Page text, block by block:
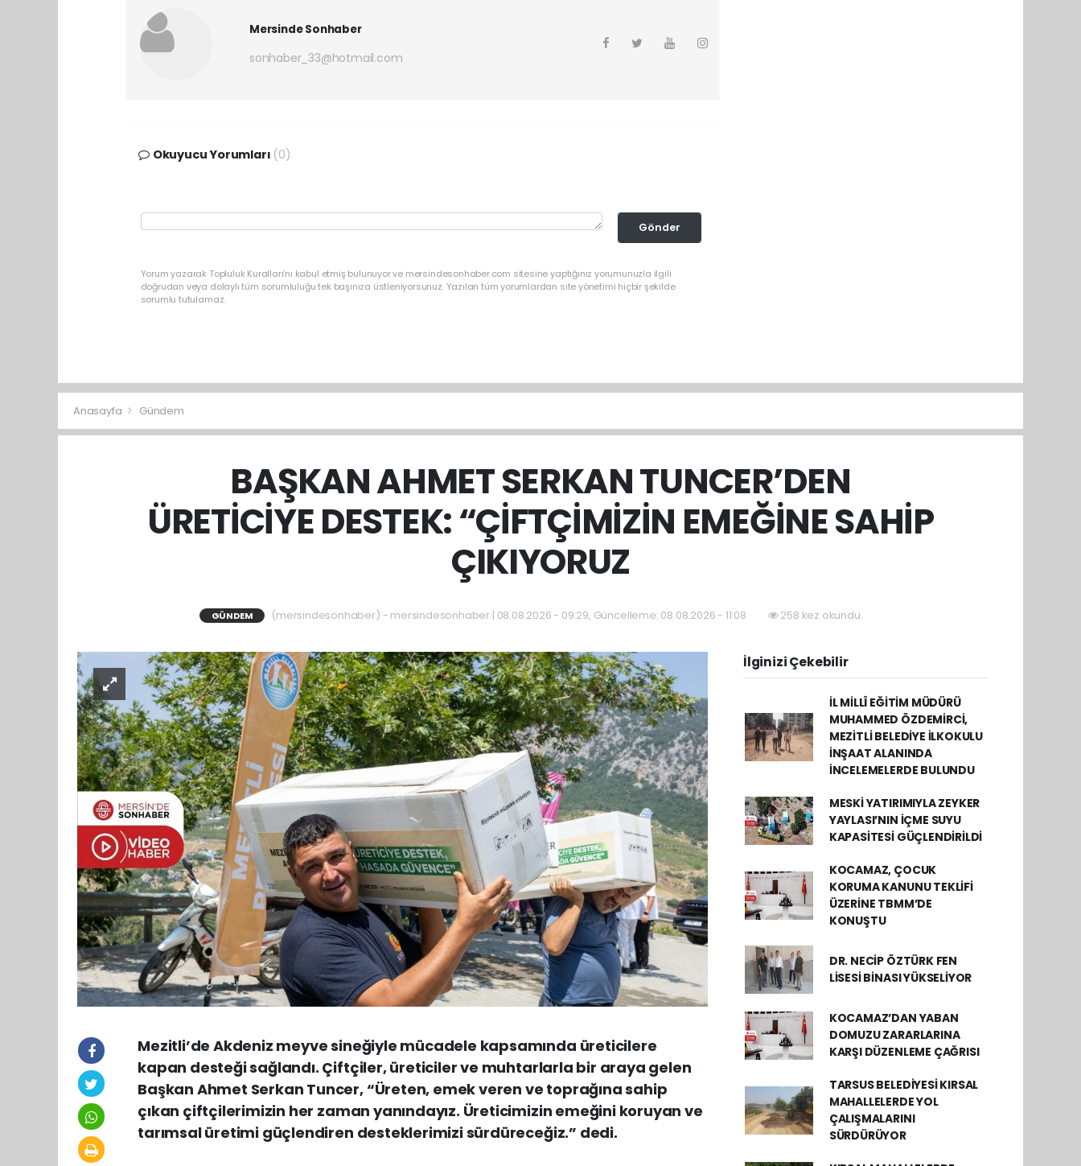
Mersinde Sonhaber
sonhaber_33@hotmail.com
Okuyucu Yorumları (0)
Gönder
Yorum yazarak Topluluk Kuralları’nı kabul etmiş bulunuyor ve mersindesonhaber.com sitesine yaptığınız yorumunuzla ilgili
doğrudan veya dolaylı tüm sorumluluğu tek başınıza üstleniyorsunuz. Yazılan tüm yorumlardan site yönetimi hiçbir şekilde
sorumlu tutulamaz.
Anasayfa Gündem
BAŞKAN AHMET SERKAN TUNCER’DEN
ÜRETİCİYE DESTEK: “ÇİFTÇİMİZİN EMEĞİNE SAHİP
ÇIKIYORUZ
GÜNDEM (mersindesonhaber) - mersindesonhaber | 08.08.2026 - 09:29, Güncelleme: 08.08.2026 - 11:08 258 kez okundu.
Mezitli’de Akdeniz meyve sineğiyle mücadele kapsamında üreticilere
kapan desteği sağlandı. Çiftçiler, üreticiler ve muhtarlarla bir araya gelen
Başkan Ahmet Serkan Tuncer, “Üreten, emek veren ve toprağına sahip
çıkan çiftçilerimizin her zaman yanındayız. Üreticimizin emeğini koruyan ve
tarımsal üretimi güçlendiren desteklerimizi sürdüreceğiz.” dedi.
İlginizi Çekebilir
İL MİLLÎ EĞİTİM MÜDÜRÜ
MUHAMMED ÖZDEMİRCİ,
MEZİTLİ BELEDİYE İLKOKULU
İNŞAAT ALANINDA
İNCELEMELERDE BULUNDU
MESKİ YATIRIMIYLA ZEYKER
YAYLASI’NIN İÇME SUYU
KAPASİTESİ GÜÇLENDİRİLDİ
KOCAMAZ, ÇOCUK
KORUMA KANUNU TEKLİFİ
ÜZERİNE TBMM’DE
KONUŞTU
DR. NECİP ÖZTÜRK FEN
LİSESİ BİNASI YÜKSELİYOR
KOCAMAZ’DAN YABAN
DOMUZU ZARARLARINA
KARŞI DÜZENLEME ÇAĞRISI
TARSUS BELEDİYESİ KIRSAL
MAHALLELERDE YOL
ÇALIŞMALARINI
SÜRDÜRÜYOR